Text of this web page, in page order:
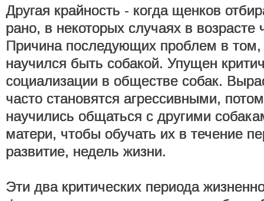
Другая крайность - когда щенков
рано, в некоторых случаях в возрасте
Причина последующих проблем в том,
научился быть собакой. Упущен
социализации в обществе собак.
часто становятся агрессивными,
научились общаться с другими
матери, чтобы обучать их в течение
развитие, недель жизни.
Эти два критических периода